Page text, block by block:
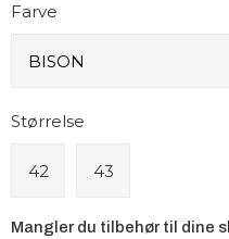
Farve
Størrelse
42 43
Mangler du tilbehør til dine